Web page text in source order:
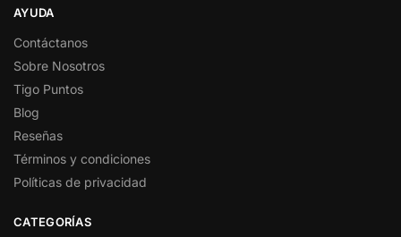
AYUDA
Contáctanos
Sobre Nosotros
Tigo Puntos
Blog
Reseñas
Términos y condiciones
Políticas de privacidad
CATEGORÍAS